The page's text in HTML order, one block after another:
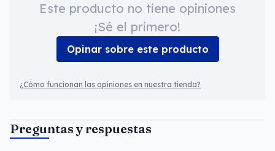
Este producto no tiene opiniones
¡Sé el primero!
Opinar sobre este producto
¿Cómo funcionan las opiniones en nuestra tienda?
Preguntas y respuestas